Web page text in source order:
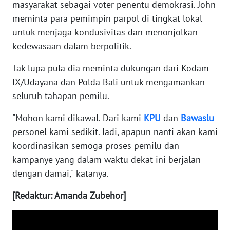
masyarakat sebagai voter penentu demokrasi. John
meminta para pemimpin parpol di tingkat lokal
untuk menjaga kondusivitas dan menonjolkan
kedewasaan dalam berpolitik.
Tak lupa pula dia meminta dukungan dari Kodam
IX/Udayana dan Polda Bali untuk mengamankan
seluruh tahapan pemilu.
"Mohon kami dikawal. Dari kami KPU dan Bawaslu
personel kami sedikit. Jadi, apapun nanti akan kami
koordinasikan semoga proses pemilu dan
kampanye yang dalam waktu dekat ini berjalan
dengan damai," katanya.
[Redaktur: Amanda Zubehor]
WN
NUSANTARA
WN
JOGJA
WN
BALI
WN